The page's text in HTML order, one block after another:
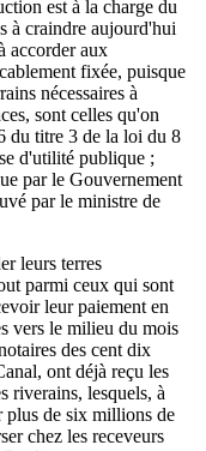
est à la charge du
à craindre aujourd'hui
accorder aux
fixée, puisque
nécessaires à
sont celles qu'on
du titre 3 de la loi du 8
d'utilité publique ;
par le Gouvernement
par le ministre de
leurs terres
parmi ceux qui sont
leur paiement en
vers le milieu du mois
des cent dix
ont déjà reçu les
riverains, lesquels, à
plus de six millions de
chez les receveurs